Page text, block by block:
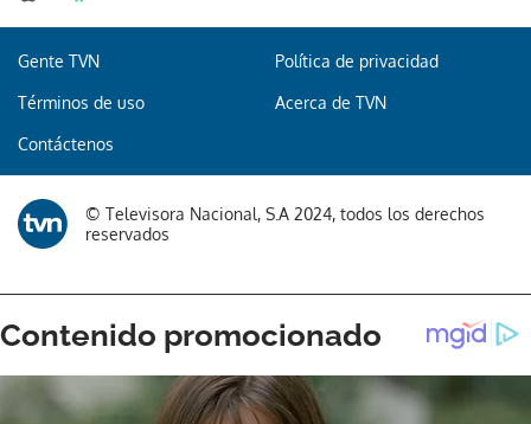
Gente TVN Política de privacidad
Términos de uso Acerca de TVN
Contáctenos
© Televisora Nacional, S.A 2024, todos los derechos
reservados